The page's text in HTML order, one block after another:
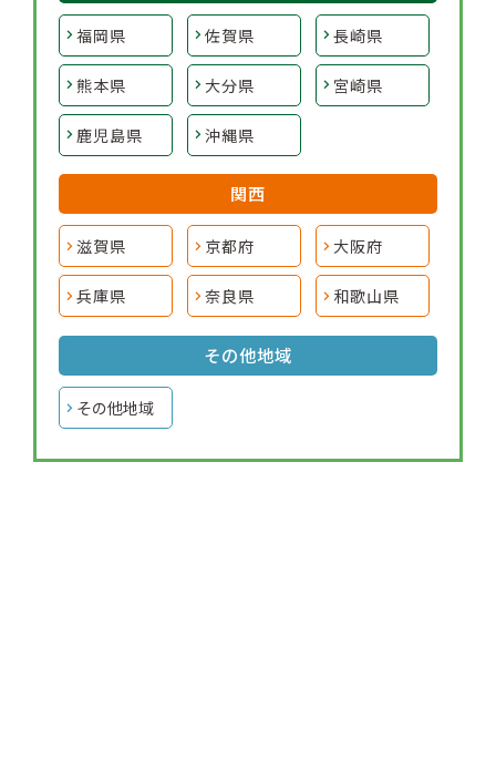
福岡県 佐賀県 長崎県
熊本県 大分県 宮崎県
鹿児島県 沖縄県
関西
滋賀県 京都府 大阪府
兵庫県 奈良県 和歌山県
その他地域
その他地域